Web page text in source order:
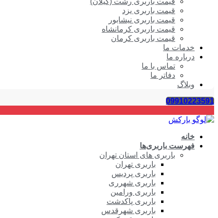
قیمت باربری یزد
قیمت باربری نیشابور
قیمت باربری کرمانشاه
قیمت باربری کرمان
خدمات ما
درباره ما
تماس با ما
دفاتر ما
وبلاگ
09910223591
خانه
فهرست باربری‌ها
باربری های استان تهران
باربری تهران
باربری پردیس
باربری شهرری
باربری ورامین
باربری پاکدشت
باربری شهرقدس